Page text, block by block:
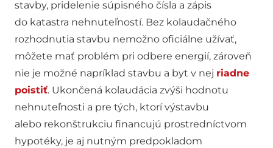
stavby, pridelenie súpisného čísla a zápis
do katastra nehnuteľností. Bez kolaudačného
rozhodnutia stavbu nemožno oficiálne užívať,
môžete mať problém pri odbere energií, zároveň
nie je možné napríklad stavbu a byt v nej riadne
poistiť. Ukončená kolaudácia zvýši hodnotu
nehnuteľnosti a pre tých, ktorí výstavbu
alebo rekonštrukciu financujú prostredníctvom
hypotéky, je aj nutným predpokladom